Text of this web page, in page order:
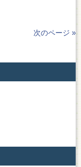
次のページ »